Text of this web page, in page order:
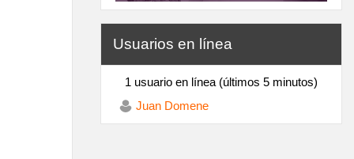
Usuarios en línea
1 usuario en línea (últimos 5 minutos)
Juan Domene